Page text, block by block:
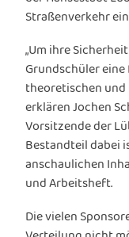
Straßenverkehr
„Um ihre
Grundschüler
theoretischen und
erklären Jochen
Vorsitzende der
Bestandteil dabei
anschaulichen
und Arbeitsheft.
Die vielen